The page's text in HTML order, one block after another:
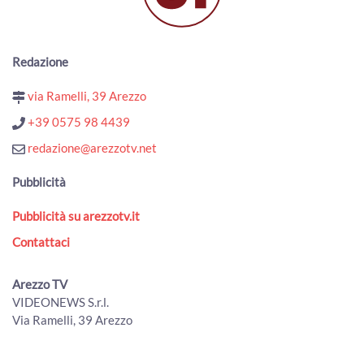
Una notte, tre eventi: Mengo music fest, Moonlight
Angoli fioriti a Pratovecchio, la sfida dei fiori e dell'arte nei
piccoli rioni
ArezzoTV
Naturalmente Pianoforte, l'alba a Romena con Gloria
Campaner e Paolo Ruffini
Redazione
via Ramelli, 39 Arezzo
+39 0575 98 4439
redazione@arezzotv.net
Pubblicità
Pubblicità su arezzotv.it
Contattaci
Arezzo TV
VIDEONEWS S.r.l.
Via Ramelli, 39 Arezzo